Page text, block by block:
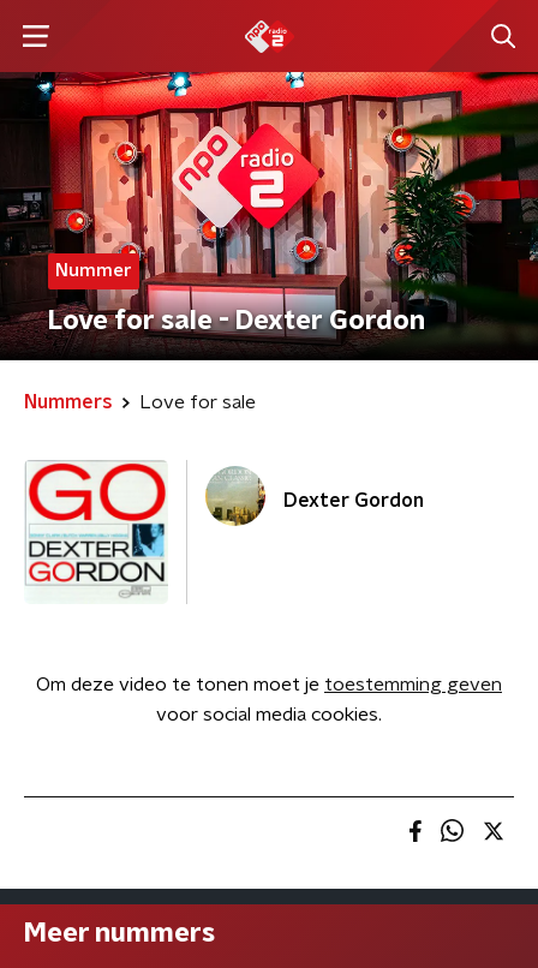
Nummer
Love for sale - Dexter Gordon
Nummers Love for sale
Dexter Gordon
Om deze video te tonen moet je toestemming geven
voor social media cookies.
Meer nummers